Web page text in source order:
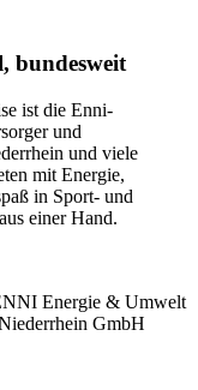
bundesweit
ist die Enni-
und
und viele
mit Energie,
in Sport- und
einer Hand.
Energie & Umwelt
GmbH